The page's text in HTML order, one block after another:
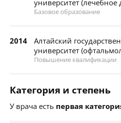
университет (лечебное
Базовое образование
2014
Алтайский
университет
Повышение квалификации
Категория и степень
У врача есть первая